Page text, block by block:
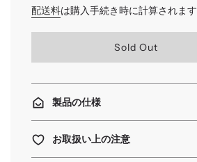
価
格
配送料は購入手続き時に計算されます
読
み
.
Sold Out
製品の仕様
お取扱い上の注意